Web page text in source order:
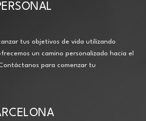
tus objetivos de vida utilizando
un camino personalizado hacia el
para comenzar tu